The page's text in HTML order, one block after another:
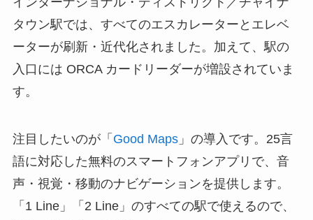
タウン駅では、すべてのエスカレーターとエレベ
ーターが刷新・近代化されました。加えて、駅の
入口には ORCA カードリーダーが増設されていま
す。
注目したいのが「 Good Maps」の導入です。25言
語に対応した無料のスマートフォンアプリで、音
声・視覚・移動のナビゲーションを提供します。
「1 Line」「2 Line」のすべての駅で使えるので、